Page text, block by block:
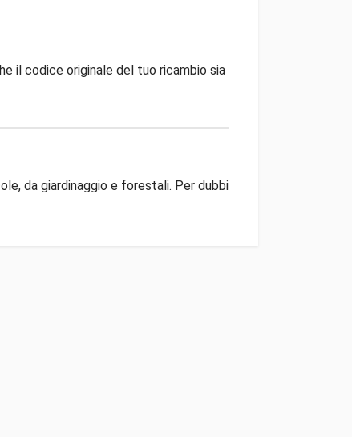
il codice originale del tuo ricambio sia
da giardinaggio e forestali. Per dubbi